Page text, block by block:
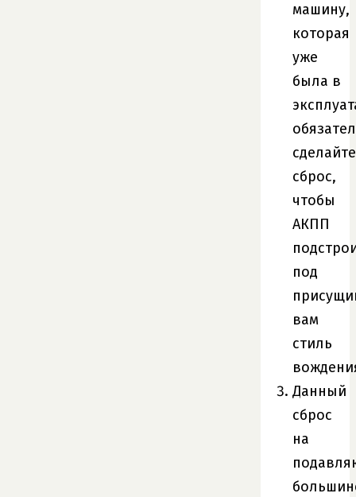
машину,
которая
уже
была в
сделайте
сброс,
чтобы
АКПП
под
вам
стиль
Данный
сброс
на